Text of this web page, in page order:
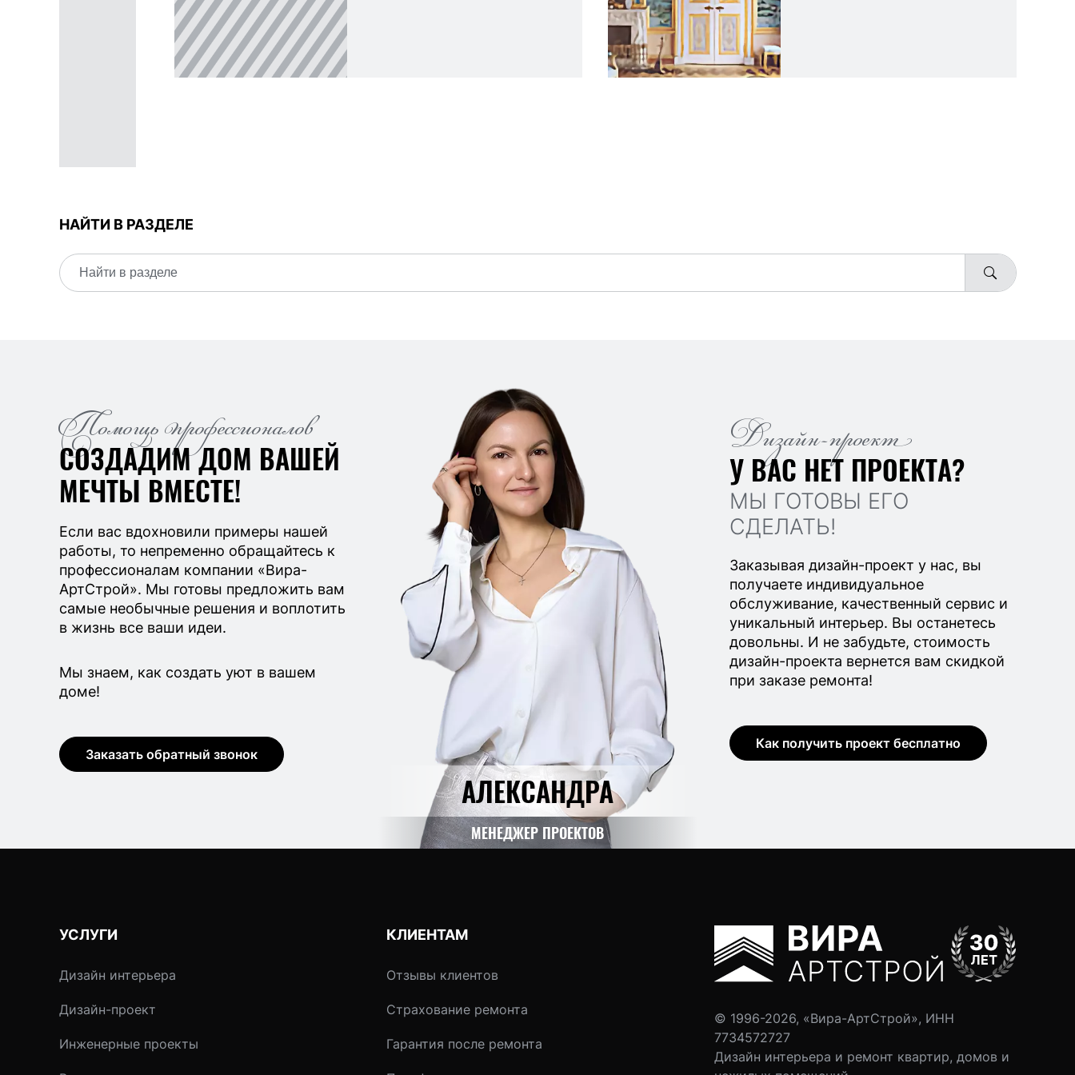
НАЙТИ В РАЗДЕЛЕ
Помощь профессионалов
СОЗДАДИМ ДОМ ВАШЕЙ
МЕЧТЫ ВМЕСТЕ!
Если вас вдохновили примеры нашей
работы, то непременно обращайтесь к
профессионалам компании «Вира-
АртСтрой». Мы готовы предложить вам
самые необычные решения и воплотить
в жизнь все ваши идеи.
Мы знаем, как создать уют в вашем
доме!
Заказать обратный звонок
АЛЕКСАНДРА
МЕНЕДЖЕР ПРОЕКТОВ
Дизайн-проект
У ВАС НЕТ ПРОЕКТА?
МЫ ГОТОВЫ ЕГО
СДЕЛАТЬ!
Заказывая дизайн-проект у нас, вы
получаете индивидуальное
обслуживание, качественный сервис и
уникальный интерьер. Вы останетесь
довольны. И не забудьте, стоимость
дизайн-проекта вернется вам скидкой
при заказе ремонта!
Как получить проект бесплатно
УСЛУГИ
Дизайн интерьера
Дизайн-проект
Инженерные проекты
КЛИЕНТАМ
Отзывы клиентов
Страхование ремонта
Гарантия после ремонта
© 1996-2026, «Вира-АртСтрой», ИНН
7734572727
Дизайн интерьера и ремонт квартир, домов и